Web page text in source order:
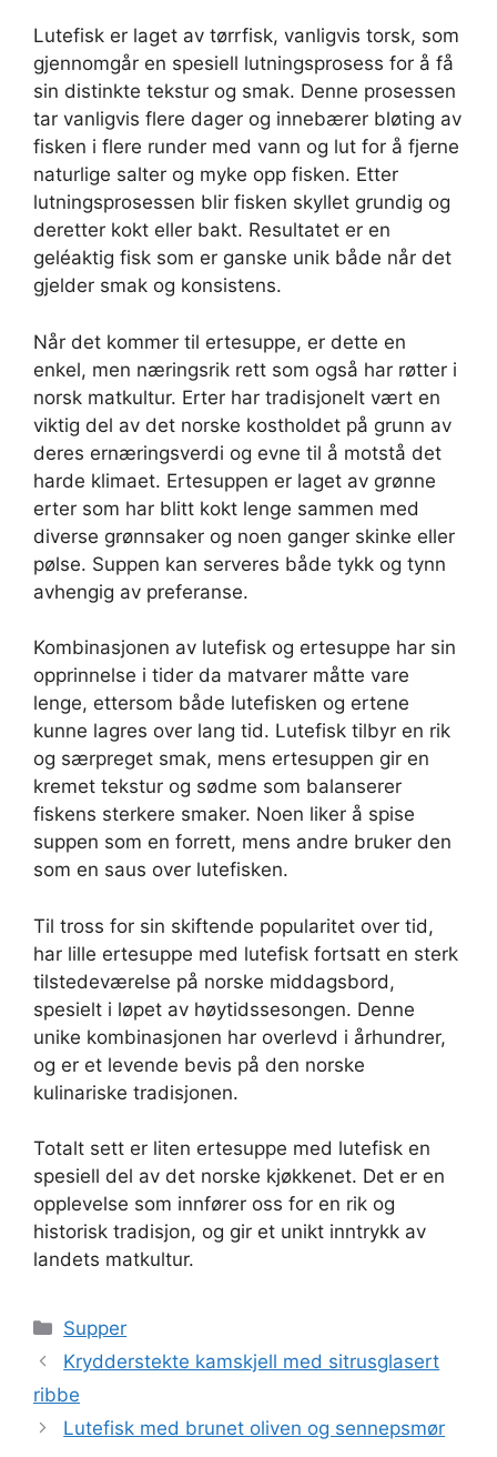
Lutefisk er laget av tørrfisk, vanligvis torsk, som
gjennomgår en spesiell lutningsprosess for å få
sin distinkte tekstur og smak. Denne prosessen
tar vanligvis flere dager og innebærer bløting av
fisken i flere runder med vann og lut for å fjerne
naturlige salter og myke opp fisken. Etter
lutningsprosessen blir fisken skyllet grundig og
deretter kokt eller bakt. Resultatet er en
geléaktig fisk som er ganske unik både når det
gjelder smak og konsistens.
Når det kommer til ertesuppe, er dette en
enkel, men næringsrik rett som også har røtter i
norsk matkultur. Erter har tradisjonelt vært en
viktig del av det norske kostholdet på grunn av
deres ernæringsverdi og evne til å motstå det
harde klimaet. Ertesuppen er laget av grønne
erter som har blitt kokt lenge sammen med
diverse grønnsaker og noen ganger skinke eller
pølse. Suppen kan serveres både tykk og tynn
avhengig av preferanse.
Kombinasjonen av lutefisk og ertesuppe har sin
opprinnelse i tider da matvarer måtte vare
lenge, ettersom både lutefisken og ertene
kunne lagres over lang tid. Lutefisk tilbyr en rik
og særpreget smak, mens ertesuppen gir en
kremet tekstur og sødme som balanserer
fiskens sterkere smaker. Noen liker å spise
suppen som en forrett, mens andre bruker den
som en saus over lutefisken.
Til tross for sin skiftende popularitet over tid,
har lille ertesuppe med lutefisk fortsatt en sterk
tilstedeværelse på norske middagsbord,
spesielt i løpet av høytidssesongen. Denne
unike kombinasjonen har overlevd i århundrer,
og er et levende bevis på den norske
kulinariske tradisjonen.
Totalt sett er liten ertesuppe med lutefisk en
spesiell del av det norske kjøkkenet. Det er en
opplevelse som innfører oss for en rik og
historisk tradisjon, og gir et unikt inntrykk av
landets matkultur.
Kategorier
Supper
Krydderstekte kamskjell med sitrusglasert
ribbe
Lutefisk med brunet oliven og sennepsmør